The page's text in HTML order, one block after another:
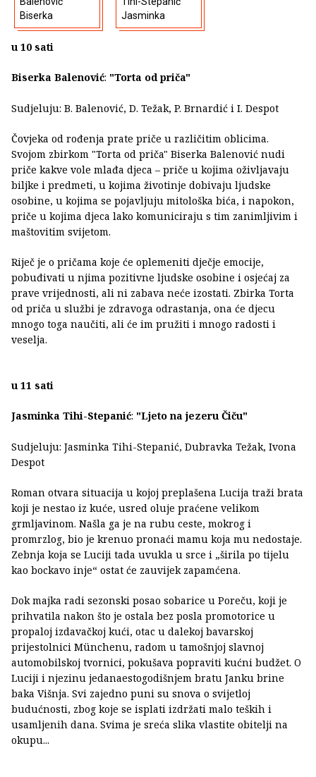
Biserka
Jasminka
u 10 sati
Biserka Balenović: "Torta od priča"
Sudjeluju: B. Balenović, D. Težak, P. Brnardić i I. Despot
Čovjeka od rođenja prate priče u različitim oblicima.
Svojom zbirkom "Torta od priča" Biserka Balenović nudi
priče kakve vole mlađa djeca – priče u kojima oživljavaju
biljke i predmeti, u kojima životinje dobivaju ljudske
osobine, u kojima se pojavljuju mitološka bića, i napokon,
priče u kojima djeca lako komuniciraju s tim zanimljivim i
maštovitim svijetom.
Riječ je o pričama koje će oplemeniti dječje emocije,
pobuđivati u njima pozitivne ljudske osobine i osjećaj za
prave vrijednosti, ali ni zabava neće izostati. Zbirka Torta
od priča u službi je zdravoga odrastanja, ona će djecu
mnogo toga naučiti, ali će im pružiti i mnogo radosti i
veselja.
u 11 sati
Jasminka Tihi-Stepanić: "Ljeto na jezeru Čiču"
Sudjeluju: Jasminka Tihi-Stepanić, Dubravka Težak, Ivona
Despot
Roman otvara situacija u kojoj preplašena Lucija traži brata
koji je nestao iz kuće, usred oluje praćene velikom
grmljavinom. Našla ga je na rubu ceste, mokrog i
promrzlog, bio je krenuo pronaći mamu koja mu nedostaje.
Zebnja koja se Luciji tada uvukla u srce i „širila po tijelu
kao bockavo inje“ ostat će zauvijek zapamćena.
Dok majka radi sezonski posao sobarice u Poreču, koji je
prihvatila nakon što je ostala bez posla promotorice u
propaloj izdavačkoj kući, otac u dalekoj bavarskoj
prijestolnici Münchenu, radom u tamošnjoj slavnoj
automobilskoj tvornici, pokušava popraviti kućni budžet. O
Luciji i njezinu jedanaestogodišnjem bratu Janku brine
baka Višnja. Svi zajedno puni su snova o svijetloj
budućnosti, zbog koje se isplati izdržati malo teških i
usamljenih dana. Svima je sreća slika vlastite obitelji na
okupu...